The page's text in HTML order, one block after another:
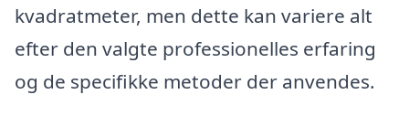
kvadratmeter, men dette kan variere alt
efter den valgte professionelles erfaring
og de specifikke metoder der anvendes.